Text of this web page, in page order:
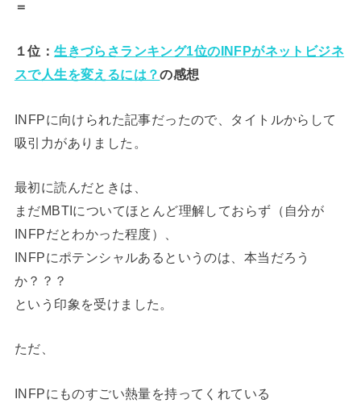
＝
１位：生きづらさランキング1位のINFPがネットビジネ
スで人生を変えるには？の感想
INFPに向けられた記事だったので、タイトルからして
吸引力がありました。
最初に読んだときは、
まだMBTIについてほとんど理解しておらず（自分が
INFPだとわかった程度）、
INFPにポテンシャルあるというのは、本当だろう
か？？？
という印象を受けました。
ただ、
INFPにものすごい熱量を持ってくれている